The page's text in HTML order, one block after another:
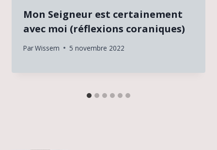
Mon Seigneur est certainement
avec moi (réflexions coraniques)
ParWissem 5 novembre 2022